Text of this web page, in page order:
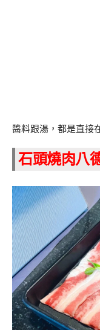
醬料跟湯，都是直接
石頭燒肉八